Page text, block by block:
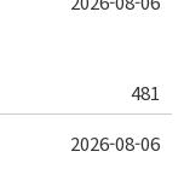
481
2026-08-06